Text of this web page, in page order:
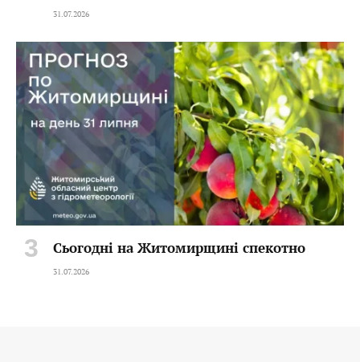
31.07.2026
Сьогодні на Житомирщині спекотно
31.07.2026